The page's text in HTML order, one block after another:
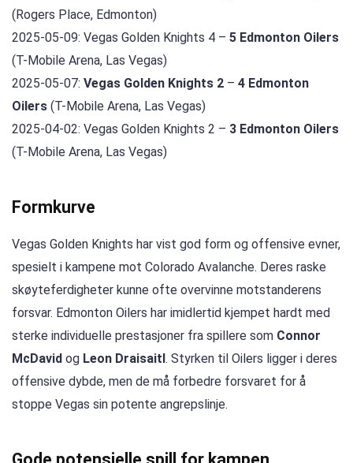
(Rogers Place, Edmonton)
2025-05-09: Vegas Golden Knights 4 – 5 Edmonton Oilers
(T-Mobile Arena, Las Vegas)
2025-05-07: Vegas Golden Knights 2 – 4 Edmonton
Oilers (T-Mobile Arena, Las Vegas)
2025-04-02: Vegas Golden Knights 2 – 3 Edmonton Oilers
(T-Mobile Arena, Las Vegas)
Formkurve
Vegas Golden Knights har vist god form og offensive evner,
spesielt i kampene mot Colorado Avalanche. Deres raske
skøyteferdigheter kunne ofte overvinne motstanderens
forsvar. Edmonton Oilers har imidlertid kjempet hardt med
sterke individuelle prestasjoner fra spillere som Connor
McDavid og Leon Draisaitl. Styrken til Oilers ligger i deres
offensive dybde, men de må forbedre forsvaret for å
stoppe Vegas sin potente angrepslinje.